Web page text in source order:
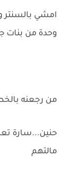
امشي بالسنتر
وحدة من بنات
من رجعنه
حنين...سارة
مالتهم